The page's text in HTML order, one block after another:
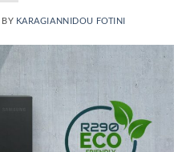
BY KARAGIANNIDOU FOTINI